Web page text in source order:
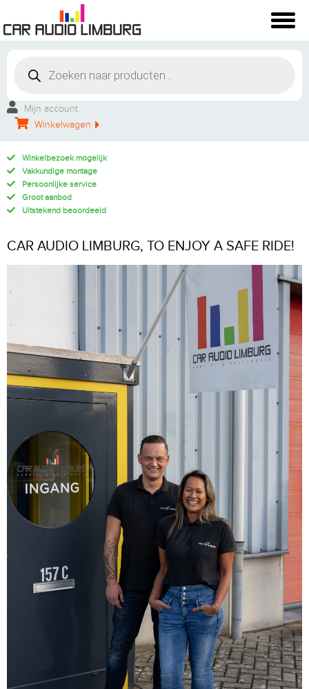
Mijn account
Winkelwagen
Winkelbezoek mogelijk
Vakkundige montage
Persoonlijke service
Groot aanbod
Uitstekend beoordeeld
CAR AUDIO LIMBURG, TO ENJOY A SAFE RIDE!